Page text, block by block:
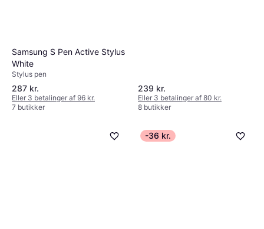
Samsung S Pen Active Stylus
White
Stylus pen
287 kr.
Eller 3 betalinger af 96 kr.
7 butikker
239 kr.
Eller 3 betalinger af 80 kr.
8 butikker
-36 kr.